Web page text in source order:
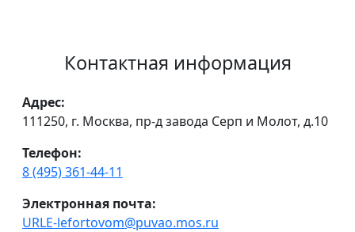
Контактная информация
Адрес:
111250, г. Москва, пр-д завода Серп и Молот, д.10
Телефон:
8 (495) 361-44-11
Электронная почта:
URLE-lefortovom@puvao.mos.ru